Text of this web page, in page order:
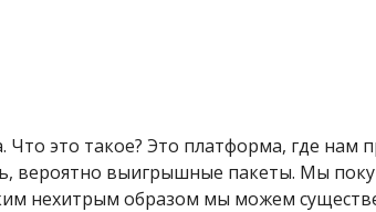
Что это такое? Это платформа, где нам
вероятно выигрышные пакеты. Мы
нехитрым образом мы можем